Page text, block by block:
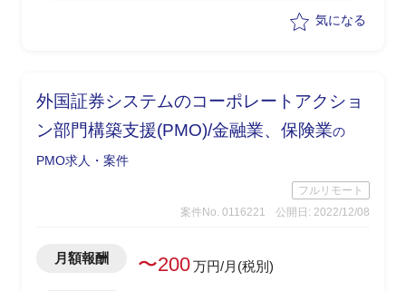
能の企画と開発におけるプロダクト(フ
─多岐に渡るステークホルダーとの調
整、コミュニケーション、プロジェクト
ーザー/クライアントIT部門、開発ベンダ
─プロジェクトで発生するリスク、課
気になる
外国証券システムのコーポレートアクショ
ン部門構築支援(PMO)/金融業、保険業の
PMO求人・案件
フルリモート
案件No. 0116221
公開日: 2022/12/08
月額報酬 〜200万円/月(税別)